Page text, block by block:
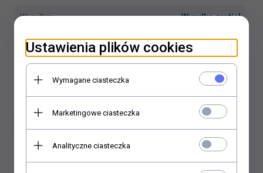
Wysyłka: Wysyłka gratis!
Producent: Sanswiss
Dodaj do porównania
Ustawienia plików cookies
Wymagane ciasteczka
Marketingowe ciasteczka
Analityczne ciasteczka